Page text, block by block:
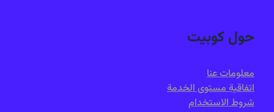
حول كوبيت
معلومات عنا
اتفاقية مستوى الخدمة
شروط الاستخدام